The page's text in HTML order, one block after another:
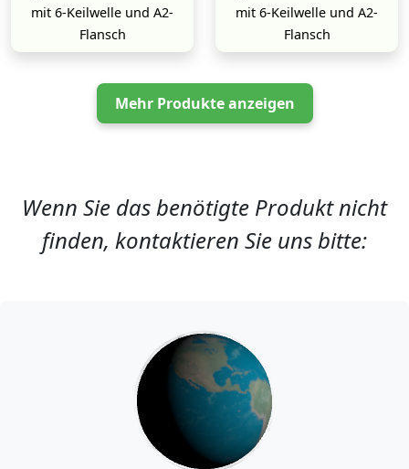
mit 6-Keilwelle und A2-
Flansch
mit 6-Keilwelle und A2-
Flansch
Mehr Produkte anzeigen
Wenn Sie das benötigte Produkt nicht
finden, kontaktieren Sie uns bitte: